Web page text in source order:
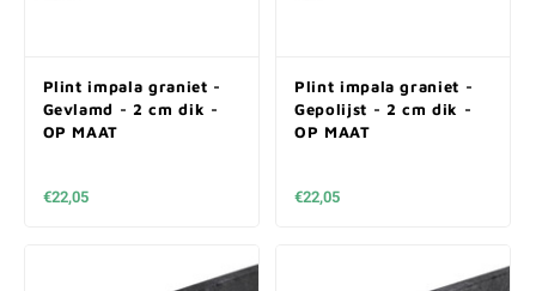
Plint impala graniet -
Gevlamd - 2 cm dik -
OP MAAT
€22,05
Plint impala graniet -
Gepolijst - 2 cm dik -
OP MAAT
€22,05